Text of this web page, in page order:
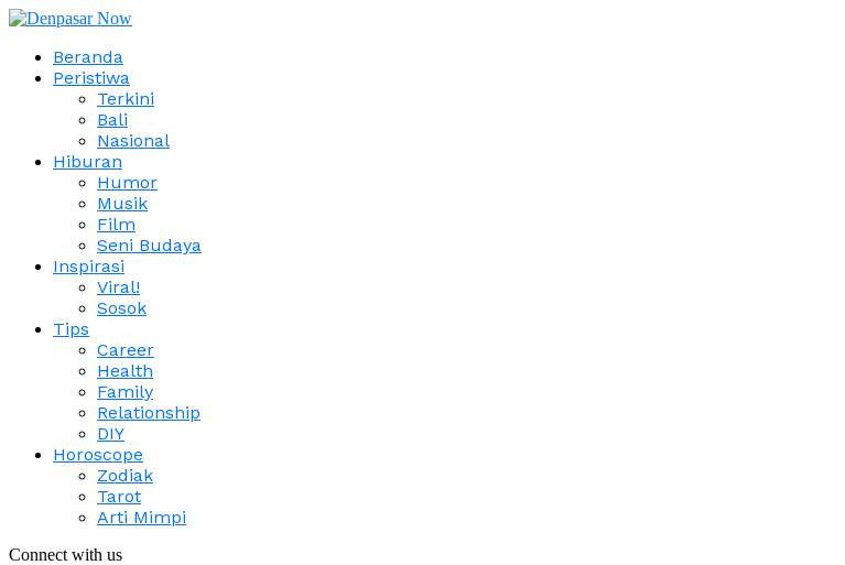
Beranda
Peristiwa
Terkini
Bali
Nasional
Hiburan
Humor
Musik
Film
Seni Budaya
Inspirasi
Viral!
Sosok
Tips
Career
Health
Family
Relationship
DIY
Horoscope
Zodiak
Tarot
Arti Mimpi
Connect with us